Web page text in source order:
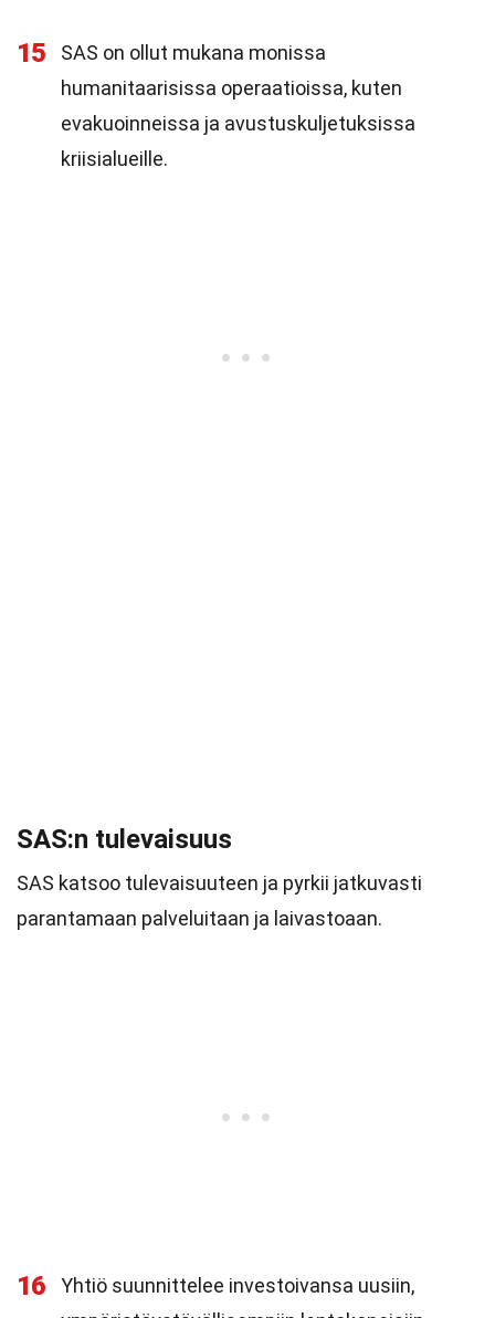
15
SAS on ollut mukana monissa
humanitaarisissa operaatioissa, kuten
evakuoinneissa ja avustuskuljetuksissa
kriisialueille.
SAS:n tulevaisuus
SAS katsoo tulevaisuuteen ja pyrkii jatkuvasti
parantamaan palveluitaan ja laivastoaan.
16
Yhtiö suunnittelee investoivansa uusiin,